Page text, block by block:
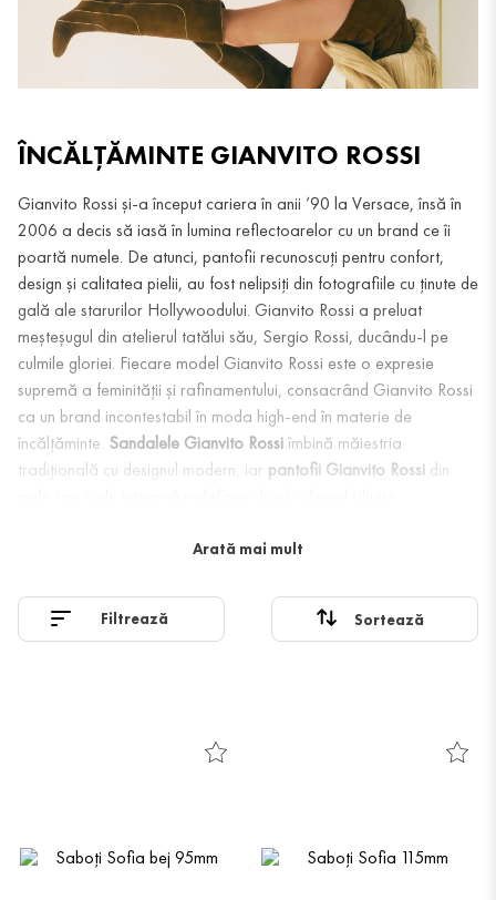
ÎNCĂLȚĂMINTE GIANVITO ROSSI
Gianvito Rossi și-a început cariera în anii ’90 la Versace, însă în
2006 a decis să iasă în lumina reflectoarelor cu un brand ce îi
poartă numele. De atunci, pantofii recunoscuți pentru confort,
design și calitatea pielii, au fost nelipsiți din fotografiile cu ținute de
gală ale starurilor Hollywoodului. Gianvito Rossi a preluat
meșteșugul din atelierul tatălui său, Sergio Rossi, ducându-l pe
culmile gloriei. Fiecare model Gianvito Rossi este o expresie
supremă a feminității și rafinamentului, consacrând Gianvito Rossi
ca un brand incontestabil în moda high-end în materie de
încălțăminte. Sandalele Gianvito Rossiîmbină măiestria
tradițională cu designul modern, iar pantofii Gianvito Rossi din
botinele și cizmele Gianvito Rossidin piele de cea mai înaltă
Arată mai mult
Filtrează